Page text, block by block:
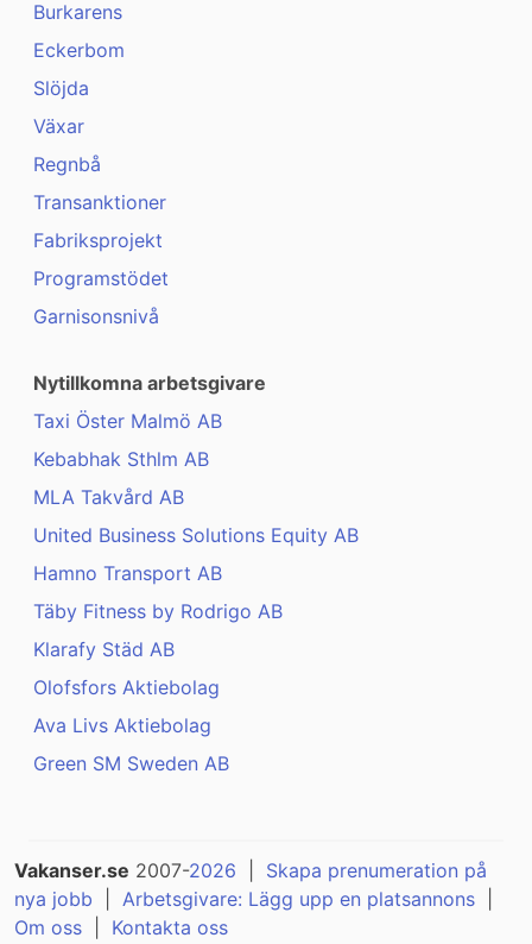
Burkarens
Eckerbom
Slöjda
Växar
Regnbå
Transanktioner
Fabriksprojekt
Programstödet
Garnisonsnivå
Nytillkomna arbetsgivare
Taxi Öster Malmö AB
Kebabhak Sthlm AB
MLA Takvård AB
United Business Solutions Equity AB
Hamno Transport AB
Täby Fitness by Rodrigo AB
Klarafy Städ AB
Olofsfors Aktiebolag
Ava Livs Aktiebolag
Green SM Sweden AB
Vakanser.se 2007-2026
Skapa prenumeration på
nya jobb
Arbetsgivare: Lägg upp en platsannons
Om oss
Kontakta oss